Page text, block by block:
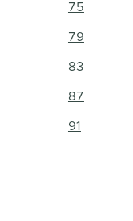
75
79
83
87
91